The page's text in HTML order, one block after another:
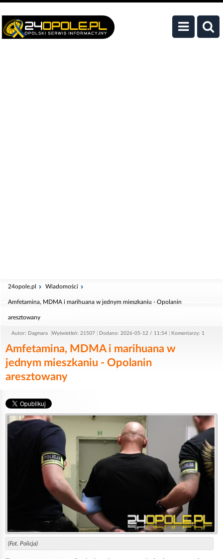
24opole.pl Wiadomości
Amfetamina, MDMA i marihuana w jednym mieszkaniu - Opolanin
aresztowany
Autor: Dagmara Wyświetleń: 21507 Dodano: 2026-05-12 / 11:54 Komentarzy: 1
Amfetamina, MDMA i marihuana w
jednym mieszkaniu - Opolanin
aresztowany
(Fot. Policja)